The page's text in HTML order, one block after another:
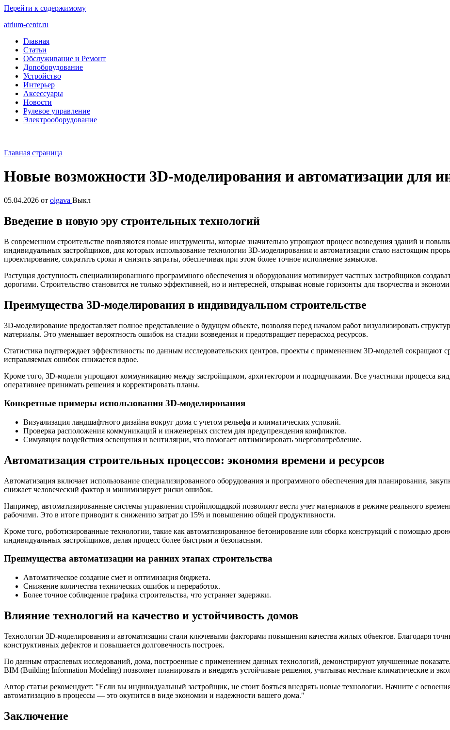
Перейти к содержимому
atrium-centr.ru
Главная
Статьи
Обслуживание и Ремонт
Допоборудование
Устройство
Интерьер
Аксессуары
Новости
Рулевое управление
Электрооборудование
Главная страница
Новые возможности 3D-моделирования и автоматизации для
05.04.2026 от olgava Выкл
Введение в новую эру строительных технологий
В современном строительстве появляются новые инструменты, которые значительно упрощают процесс возведения зданий и
индивидуальных застройщиков, для которых использование технологии 3D-моделирования и автоматизации стало настоящим
проектирование, сократить сроки и снизить затраты, обеспечивая при этом более точное исполнение замыслов.
Растущая доступность специализированного программного обеспечения и оборудования мотивирует частных застройщиков
дорогими. Строительство становится не только эффективней, но и интересней, открывая новые горизонты для творчества и
Преимущества 3D-моделирования в индивидуальном строительстве
3D-моделирование предоставляет полное представление о будущем объекте, позволяя перед началом работ визуализировать
материалы. Это уменьшает вероятность ошибок на стадии возведения и предотвращает перерасход ресурсов.
Статистика подтверждает эффективность: по данным исследовательских центров, проекты с применением 3D-моделей сокращают
исправляемых ошибок снижается вдвое.
Кроме того, 3D-модели упрощают коммуникацию между застройщиком, архитектором и подрядчиками. Все участники процесса
оперативнее принимать решения и корректировать планы.
Конкретные примеры использования 3D-моделирования
Визуализация ландшафтного дизайна вокруг дома с учетом рельефа и климатических условий.
Проверка расположения коммуникаций и инженерных систем для предупреждения конфликтов.
Симуляция воздействия освещения и вентиляции, что помогает оптимизировать энергопотребление.
Автоматизация строительных процессов: экономия времени и ресурсов
Автоматизация включает использование специализированного оборудования и программного обеспечения для планирования,
снижает человеческий фактор и минимизирует риски ошибок.
Например, автоматизированные системы управления стройплощадкой позволяют вести учет материалов в режиме реального
рабочими. Это в итоге приводит к снижению затрат до 15% и повышению общей продуктивности.
Кроме того, роботизированные технологии, такие как автоматизированное бетонирование или сборка конструкций с помощью
индивидуальных застройщиков, делая процесс более быстрым и безопасным.
Преимущества автоматизации на ранних этапах строительства
Автоматическое создание смет и оптимизация бюджета.
Снижение количества технических ошибок и переработок.
Более точное соблюдение графика строительства, что устраняет задержки.
Влияние технологий на качество и устойчивость домов
Технологии 3D-моделирования и автоматизации стали ключевыми факторами повышения качества жилых объектов. Благодаря
конструктивных дефектов и повышается долговечность построек.
По данным отраслевых исследований, дома, построенные с применением данных технологий, демонстрируют улучшенные
BIM (Building Information Modeling) позволяет планировать и внедрять устойчивые решения, учитывая местные климатические и
Автор статьи рекомендует:
Если вы индивидуальный застройщик, не стоит бояться внедрять новые технологии. Начните с
автоматизацию в процессы — это окупится в виде экономии и надежности вашего дома.
Заключение